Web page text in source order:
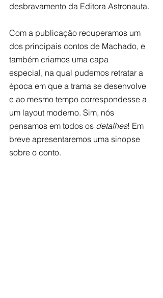
desbravamento da Editora Astronauta.
Com a publicação recuperamos um
dos principais contos de Machado, e
também criamos uma capa
especial, na qual pudemos retratar a
época em que a trama se desenvolve
e ao mesmo tempo correspondesse a
um layout moderno. Sim, nós
pensamos em todos os detalhes! Em
breve apresentaremos uma sinopse
sobre o conto.